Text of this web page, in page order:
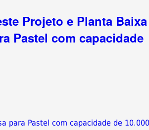
Projeto e Planta Baixa
Pastel com capacidade
para Pastel com capacidade de